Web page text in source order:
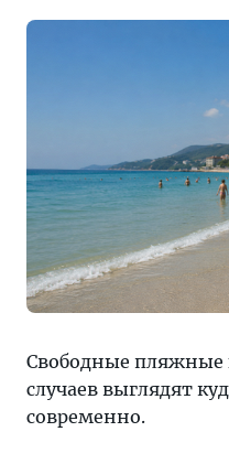
Свободные
случаев выглядят
современно.